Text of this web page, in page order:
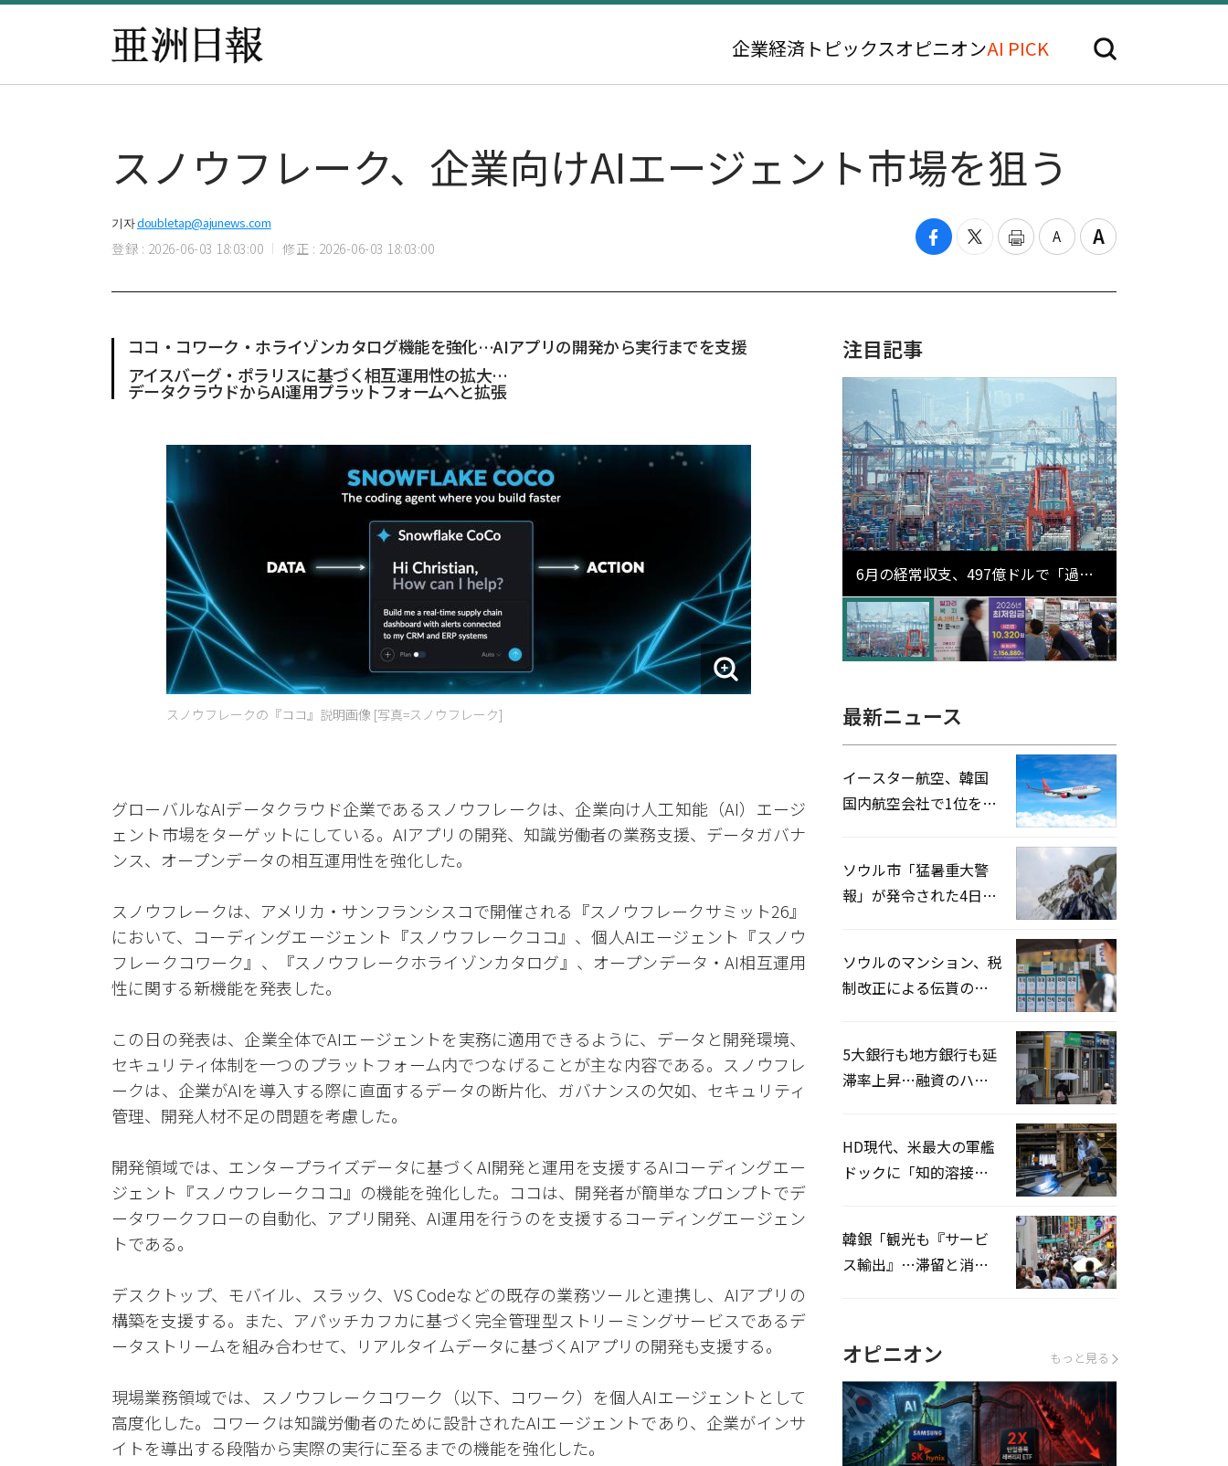
企業経済 トピックスオピニオンAI PICK
スノウフレーク、企業向けAIエージェント市場を狙う
기자doubletap@ajunews.com
登録 : 2026-06-03 18:03:00 修正 : 2026-06-03 18:03:00
ココ・コワーク・ホライゾンカタログ機能を強化…AIアプリの開発から実行までを支援
アイスバーグ・ポラリスに基づく相互運用性の拡大…
データクラウドからAI運用プラットフォームへと拡張
スノウフレークの『ココ』説明画像 [写真=スノウフレーク]
グローバルなAIデータクラウド企業であるスノウフレークは、企業向け人工知能（AI）エージ
ェント市場をターゲットにしている。AIアプリの開発、知識労働者の業務支援、データガバナ
ンス、オープンデータの相互運用性を強化した。
スノウフレークは、アメリカ・サンフランシスコで開催される『スノウフレークサミット26』
において、コーディングエージェント『スノウフレークココ』、個人AIエージェント『スノウ
フレークコワーク』、『スノウフレークホライゾンカタログ』、オープンデータ・AI相互運用
性に関する新機能を発表した。
この日の発表は、企業全体でAIエージェントを実務に適用できるように、データと開発環境、
セキュリティ体制を一つのプラットフォーム内でつなげることが主な内容である。スノウフレ
ークは、企業がAIを導入する際に直面するデータの断片化、ガバナンスの欠如、セキュリティ
管理、開発人材不足の問題を考慮した。
開発領域では、エンタープライズデータに基づくAI開発と運用を支援するAIコーディングエー
ジェント『スノウフレークココ』の機能を強化した。ココは、開発者が簡単なプロンプトでデ
ータワークフローの自動化、アプリ開発、AI運用を行うのを支援するコーディングエージェン
トである。
デスクトップ、モバイル、スラック、VS Codeなどの既存の業務ツールと連携し、AIアプリの
構築を支援する。また、アパッチカフカに基づく完全管理型ストリーミングサービスであるデ
ータストリームを組み合わせて、リアルタイムデータに基づくAIアプリの開発も支援する。
現場業務領域では、スノウフレークコワーク（以下、コワーク）を個人AIエージェントとして
高度化した。コワークは知識労働者のために設計されたAIエージェントであり、企業がインサ
イトを導出する段階から実際の実行に至るまでの機能を強化した。
注目記事
6月の経常収支、497億ドルで「過去
最大」…輸出が初の1000億ドル突破
最新ニュース
イースター航空、韓国
国内航空会社で1位を記
ソウル市「猛暑重大警
報」が発令された4日、
ソウルのマンション、税
制改正による伝貰の月
5大銀行も地方銀行も延
滞率上昇…融資のハー
HD現代、米最大の軍艦
ドックに「知的溶接」
韓銀「観光も『サービ
ス輸出』…滞留と消費
オピニオン もっと見る